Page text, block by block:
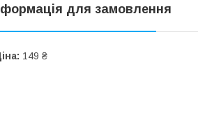
для замовлення
149 ₴